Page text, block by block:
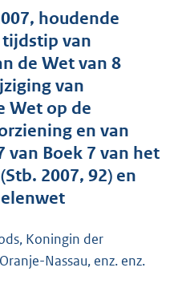
n
d
s
g
r
o
o
t
e
:
1
b
houdende
van
de Wet van 8
van
Wet op de
en van
Boek 7 van het
2007, 92) en
Koningin der
Nassau, enz. enz.